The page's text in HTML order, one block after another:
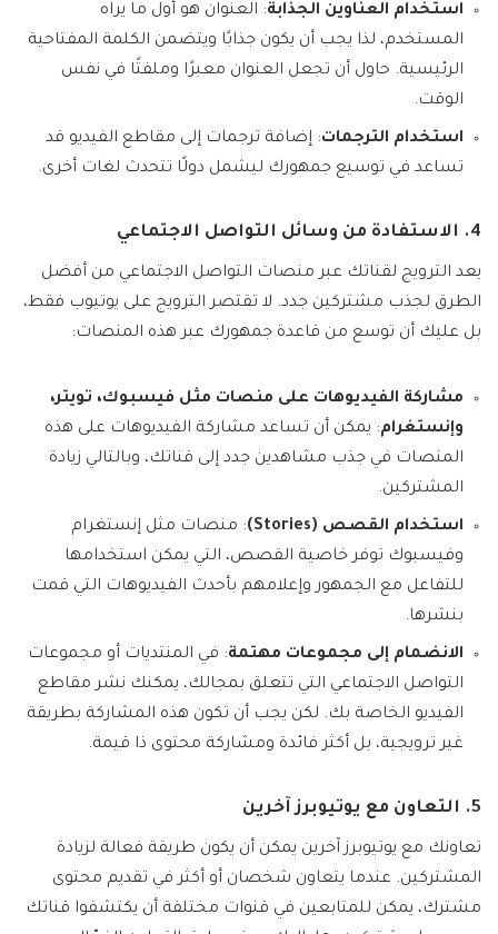
استخدام العناوين الجذابة: العنوان هو أول ما يراه
المستخدم، لذا يجب أن يكون جذابًا ويتضمن الكلمة المفتاحية
الرئيسية. حاول أن تجعل العنوان معبرًا وملفتًا في نفس
الوقت.
استخدام الترجمات: إضافة ترجمات إلى مقاطع الفيديو قد
تساعد في توسيع جمهورك ليشمل دولًا تتحدث لغات أخرى.
4. الاستفادة من وسائل التواصل الاجتماعي
يعد الترويج لقناتك عبر منصات التواصل الاجتماعي من أفضل
الطرق لجذب مشتركين جدد. لا تقتصر الترويج على يوتيوب فقط،
بل عليك أن توسع من قاعدة جمهورك عبر هذه المنصات:
مشاركة الفيديوهات على منصات مثل فيسبوك، تويتر،
وإنستغرام: يمكن أن تساعد مشاركة الفيديوهات على هذه
المنصات في جذب مشاهدين جدد إلى قناتك، وبالتالي زيادة
المشتركين.
استخدام القصص (Stories)
: منصات مثل إنستغرام
وفيسبوك توفر خاصية القصص، التي يمكن استخدامها
للتفاعل مع الجمهور وإعلامهم بأحدث الفيديوهات التي قمت
بنشرها.
الانضمام إلى مجموعات مهتمة: في المنتديات أو مجموعات
التواصل الاجتماعي التي تتعلق بمجالك، يمكنك نشر مقاطع
الفيديو الخاصة بك. لكن يجب أن تكون هذه المشاركة بطريقة
غير ترويجية، بل أكثر فائدة ومشاركة محتوى ذا قيمة.
5. التعاون مع يوتيوبرز آخرين
تعاونك مع يوتيوبرز آخرين يمكن أن يكون طريقة فعالة لزيادة
المشتركين. عندما يتعاون شخصان أو أكثر في تقديم محتوى
مشترك، يمكن للمتابعين في قنوات مختلفة أن يكتشفوا قناتك